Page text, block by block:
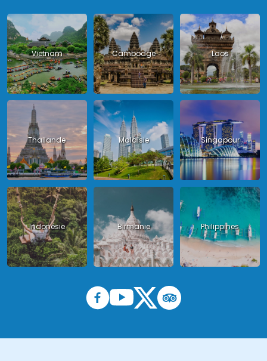
Vietnam Cambodge Laos
Thailande Malaisie Singapour
Indonésie Birmanie Philippines